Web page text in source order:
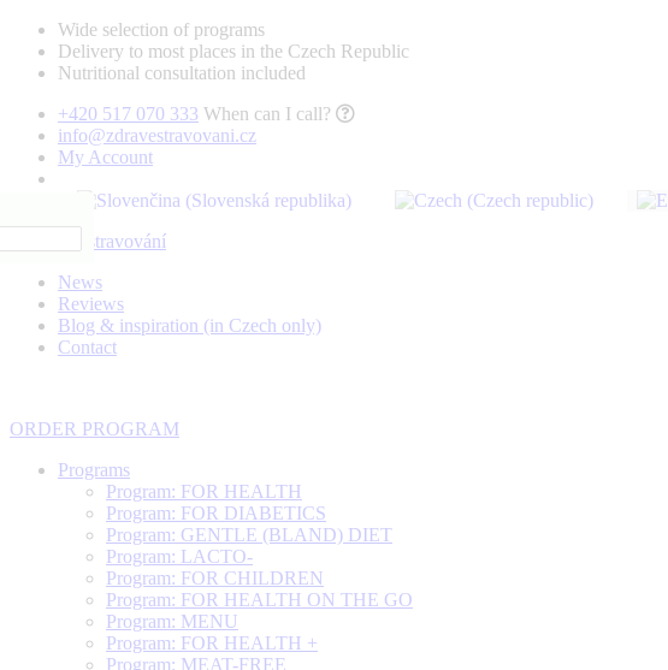
Wide selection of programs
Delivery to most places in the Czech Republic
Nutritional consultation included
+420 517 070 333 When can I call?
info@zdravestravovani.cz
My Account
News
Reviews
Blog & inspiration (in Czech only)
Contact
ORDER PROGRAM
Programs
Program: FOR HEALTH
Program: FOR DIABETICS
Program: GENTLE (BLAND) DIET
Program: LACTO-
Program: FOR CHILDREN
Program: FOR HEALTH ON THE GO
Program: MENU
Program: FOR HEALTH +
Program: MEAT-FREE